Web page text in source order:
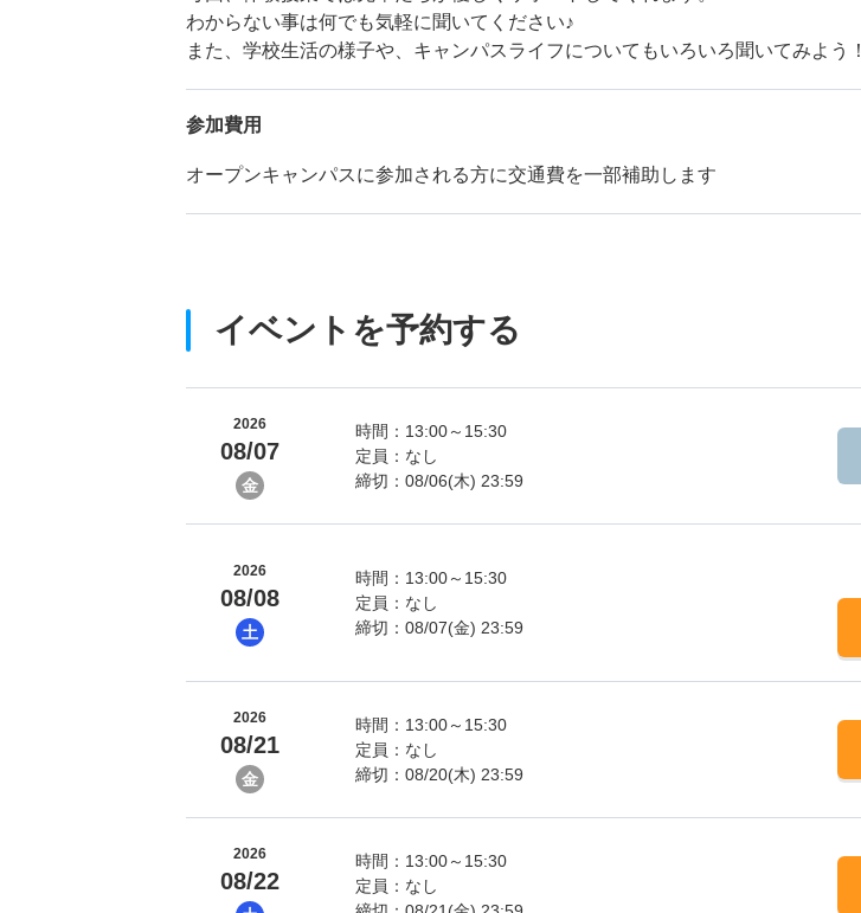
わからない事は何でも気軽に聞いてください♪
また、学校生活の様子や、キャンパスライフについてもいろいろ聞いてみよう！
参加費用
オープンキャンパスに参加される方に交通費を一部補助します
イベントを予約する
2026
08/07
金
時間：13:00～15:30
定員：なし
締切：08/06(木) 23:59
2026
08/08
土
時間：13:00～15:30
定員：なし
締切：08/07(金) 23:59
2026
08/21
金
時間：13:00～15:30
定員：なし
締切：08/20(木) 23:59
2026
08/22
時間：13:00～15:30
定員：なし